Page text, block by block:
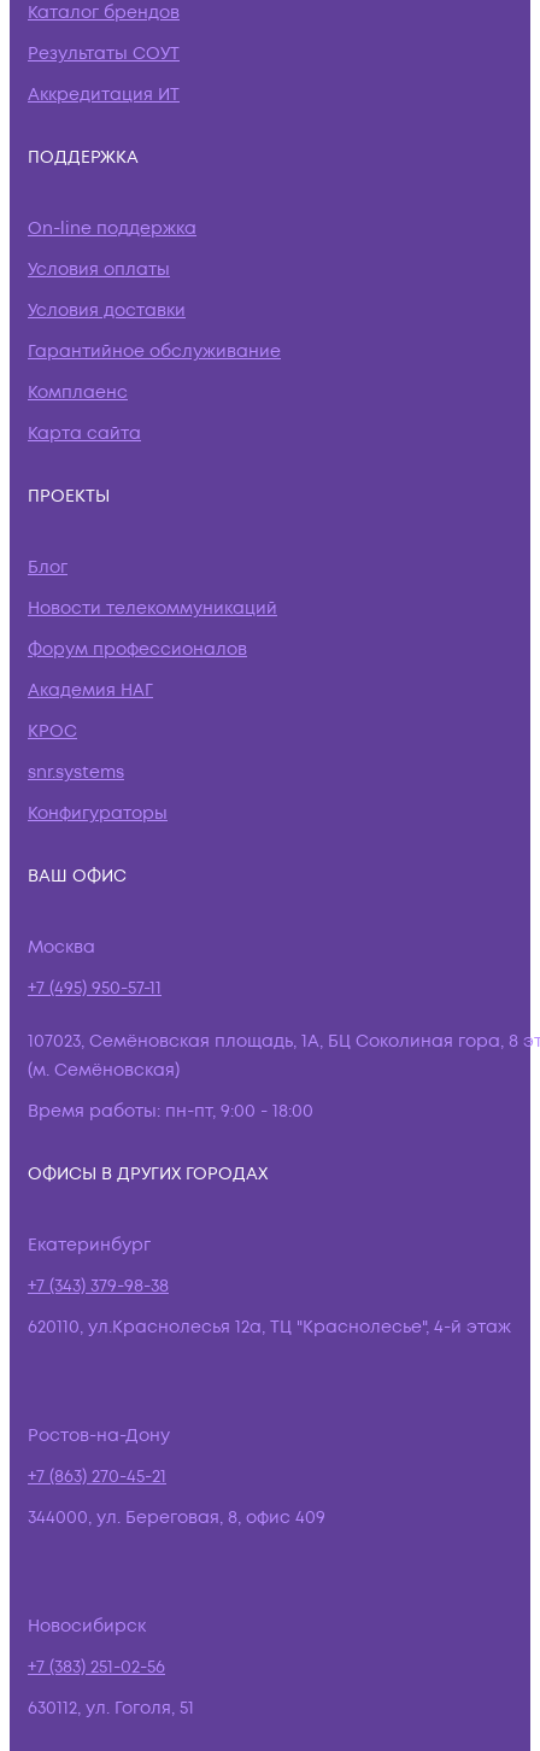
Каталог брендов
Результаты СОУТ
Аккредитация ИТ
ПОДДЕРЖКА
On-line поддержка
Условия оплаты
Условия доставки
Гарантийное обслуживание
Комплаенс
Карта сайта
ПРОЕКТЫ
Блог
Новости телекоммуникаций
Форум профессионалов
Академия НАГ
КРОС
snr.systems
Конфигураторы
ВАШ ОФИС
Москва
+7 (495) 950-57-11
107023, Семёновская площадь, 1А, БЦ Соколиная гора, 8
(м. Семёновская)
Время работы: пн-пт, 9:00 - 18:00
ОФИСЫ В ДРУГИХ ГОРОДАХ
Екатеринбург
+7 (343) 379-98-38
620110, ул.Краснолесья 12а, ТЦ "Краснолесье", 4-й этаж
Ростов-на-Дону
+7 (863) 270-45-21
344000, ул. Береговая, 8, офис 409
Новосибирск
+7 (383) 251-02-56
630112, ул. Гоголя, 51